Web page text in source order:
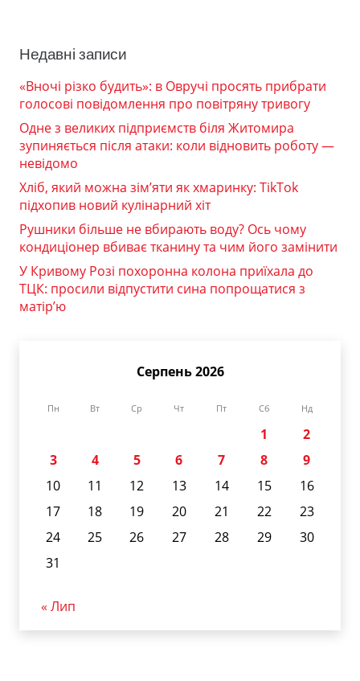
Недавні записи
«Вночі різко будить»: в Овручі просять прибрати
голосові повідомлення про повітряну тривогу
Одне з великих підприємств біля Житомира
зупиняється після атаки: коли відновить роботу —
невідомо
Хліб, який можна зім’яти як хмаринку: TikTok
підхопив новий кулінарний хіт
Рушники більше не вбирають воду? Ось чому
кондиціонер вбиває тканину та чим його замінити
У Кривому Розі похоронна колона приїхала до
ТЦК: просили відпустити сина попрощатися з
матір’ю
Серпень 2026
Пн Вт Ср Чт Пт Сб Нд
1
2
3
4 5 6 7 8
9
10
11 12 13 14 15
16
17
18 19 20 21 22
23
24
25 26 27 28 29
30
31
« Лип